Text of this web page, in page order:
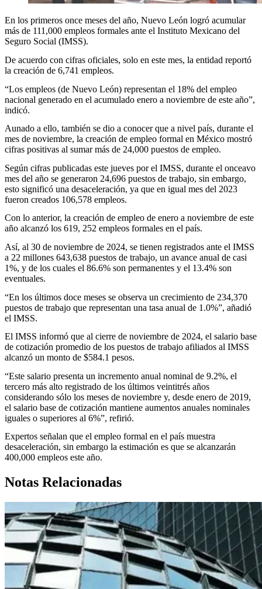
En los primeros once meses del año, Nuevo León logró acumular
más de 111,000 empleos formales ante el Instituto Mexicano del
Seguro Social (IMSS).
De acuerdo con cifras oficiales, solo en este mes, la entidad reportó
la creación de 6,741 empleos.
“Los empleos (de Nuevo León) representan el 18% del empleo
nacional generado en el acumulado enero a noviembre de este año”,
indicó.
Aunado a ello, también se dio a conocer que a nivel país, durante el
mes de noviembre, la creación de empleo formal en México mostró
cifras positivas al sumar más de 24,000 puestos de empleo.
Según cifras publicadas este jueves por el IMSS, durante el onceavo
mes del año se generaron 24,696 puestos de trabajo, sin embargo,
esto significó una desaceleración, ya que en igual mes del 2023
fueron creados 106,578 empleos.
Con lo anterior, la creación de empleo de enero a noviembre de este
año alcanzó los 619, 252 empleos formales en el país.
Así, al 30 de noviembre de 2024, se tienen registrados ante el IMSS
a 22 millones 643,638 puestos de trabajo, un avance anual de casi
1%, y de los cuales el 86.6% son permanentes y el 13.4% son
eventuales.
“En los últimos doce meses se observa un crecimiento de 234,370
puestos de trabajo que representan una tasa anual de 1.0%”, añadió
el IMSS.
El IMSS informó que al cierre de noviembre de 2024, el salario base
de cotización promedio de los puestos de trabajo afiliados al IMSS
alcanzó un monto de $584.1 pesos.
“Este salario presenta un incremento anual nominal de 9.2%, el
tercero más alto registrado de los últimos veintitrés años
considerando sólo los meses de noviembre y, desde enero de 2019,
el salario base de cotización mantiene aumentos anuales nominales
iguales o superiores al 6%”, refirió.
Expertos señalan que el empleo formal en el país muestra
desaceleración, sin embargo la estimación es que se alcanzarán
400,000 empleos este año.
Notas Relacionadas